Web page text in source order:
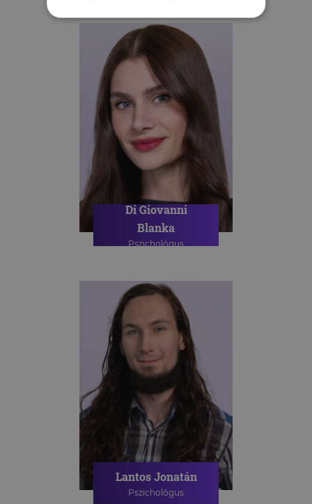
ONLINE PSZICHOLÓGIAI
TANÁCSADÁS
PÁRTERÁPIA
Di Giovanni
Blanka
Pszichológus
ONLINE PSZICHOLÓGIAI
TANÁCSADÁS
Lantos Jonatán
Pszichológus